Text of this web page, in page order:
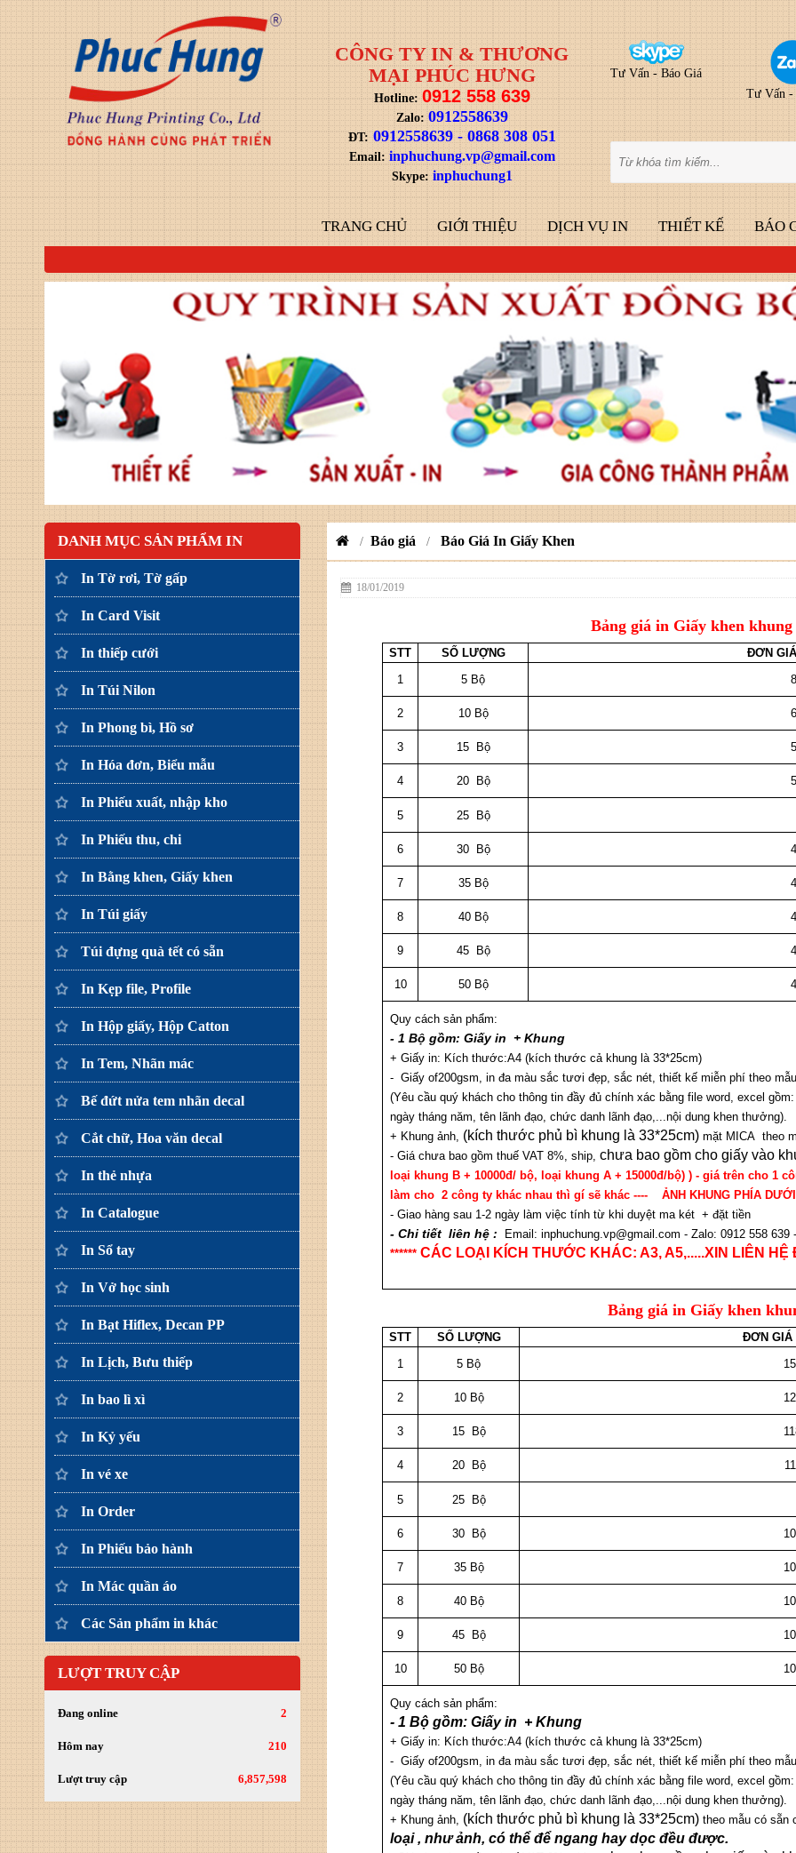
CÔNG TY IN & THƯƠNG
MẠI PHÚC HƯNG
Hotline: 0912 558 639
Zalo: 0912558639
ĐT: 0912558639-0868 308 051
Email: inphuchung.vp@gmail.com
Skype: inphuchung1
Tư Vấn - Báo Giá
Tư Vấn -
TRANG CHỦ GIỚI THIỆU DỊCH VỤ IN THIẾT KẾ BÁO
DANH MỤC SẢN PHẨM IN
In Tờ rơi, Tờ gấp
In Card Visit
In thiếp cưới
In Túi Nilon
In Phong bì, Hồ sơ
In Hóa đơn, Biểu mẫu
In Phiếu xuất, nhập kho
In Phiếu thu, chi
In Bằng khen, Giấy khen
In Túi giấy
Túi đựng quà tết có sẵn
In Kẹp file, Profile
In Hộp giấy, Hộp Catton
In Tem, Nhãn mác
Bế đứt nửa tem nhãn decal
Cắt chữ, Hoa văn decal
In thẻ nhựa
In Catalogue
In Sổ tay
In Vở học sinh
In Bạt Hiflex, Decan PP
In Lịch, Bưu thiếp
In bao lì xì
In Kỷ yếu
In vé xe
In Order
In Phiếu bảo hành
In Mác quần áo
Các Sản phẩm in khác
LƯỢT TRUY CẬP
Đang online 2
Hôm nay 210
Lượt truy cập 6,857,598
/Báo giá / Báo Giá In Giấy Khen
18/01/2019
Bảng giá in Giấy khen
STT SỐ LƯỢNG
ĐƠN
1
5 Bộ
2 10 Bộ
3 15 Bộ
4 20 Bộ
5 25 Bộ
6 30 Bộ
7 35 Bộ
8 40 Bộ
9 45 Bộ
10 50 Bộ
Quy cách sản phẩm:
- 1 Bộ gồm: Giấy in + Khung
+ Giấy in: Kích thước:A4 (kích thước cả khung là 33*25cm)
- Giấy of200gsm, in đa màu sắc tươi đẹp, sắc nét, thiết kế miễn phí theo
(Yêu cầu quý khách cho thông tin đầy đủ chính xác bằng file word, excel
ngày tháng năm, tên lãnh đạo, chức danh lãnh đạo,...nội dung khen thưởng).
+ Khung ảnh, (kích thước phủ bì khung là 33*25cm) mặt MICA theo
- Giá chưa bao gồm thuế VAT 8%, ship,chưa bao gồm cho giấy vào
loại khung B + 10000đ/ bộ, loại khung A + 15000đ/bộ) ) - giá trên cho 1
làm cho 2 công ty khác nhau thì gí sẽ khác ---- ẢNH KHUNG PHÍA DƯỚI
- Giao hàng sau 1-2 ngày làm việc tính từ khi duyệt ma két + đặt tiền
- Chi tiết liên hệ : Email: inphuchung.vp@gmail.com - Zalo: 0912 558 639
****** CÁC LOẠI KÍCH THƯỚC KHÁC: A3, A5,.....XIN LIÊN
Bảng giá in Giấy khen
STT SỐ LƯỢNG
ĐƠN GIÁ
1
5 Bộ
2 10 Bộ
3 15 Bộ
4 20 Bộ
5 25 Bộ
6 30 Bộ
7 35 Bộ
8 40 Bộ
9 45 Bộ
10 50 Bộ
Quy cách sản phẩm:
- 1 Bộ gồm: Giấy in + Khung
+ Giấy in: Kích thước:A4 (kích thước cả khung là 33*25cm)
- Giấy of200gsm, in đa màu sắc tươi đẹp, sắc nét, thiết kế miễn phí theo
(Yêu cầu quý khách cho thông tin đầy đủ chính xác bằng file word, excel
ngày tháng năm, tên lãnh đạo, chức danh lãnh đạo,...nội dung khen thưởng).
+ Khung ảnh, (kích thước phủ bì khung là 33*25cm) theo mẫu có sẵn
loại , như ảnh, có thể để ngang hay dọc đều được.